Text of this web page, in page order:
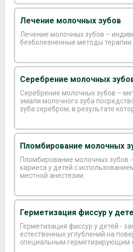
Лечение молочных зубов
Лечение молочных зубов – индивидуальный подход и
безболезненные методы терапии.
Серебрение молочных
Серебрение молочных зубов – метод укрепления
эмали молочного зуба
зуба серебром, в результате
Пломбирование молочных
Пломбирование молочных зубов
кариеса у детей с
местной анестезии.
Герметизация фиссур у
Герметизация фиссур у детей -
естественных углублений на
специальным герметизирующим
предотвращения скопления